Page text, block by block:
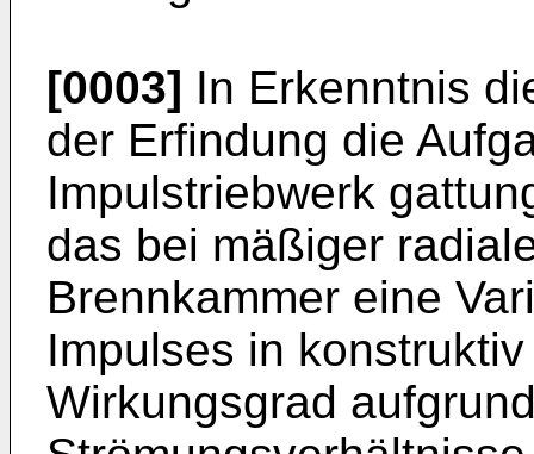
[0003] In Erkenntnis
der Erfindung die
Impulstriebwerk
das bei mäßiger
Brennkammer eine
Impulses in
Wirkungsgrad